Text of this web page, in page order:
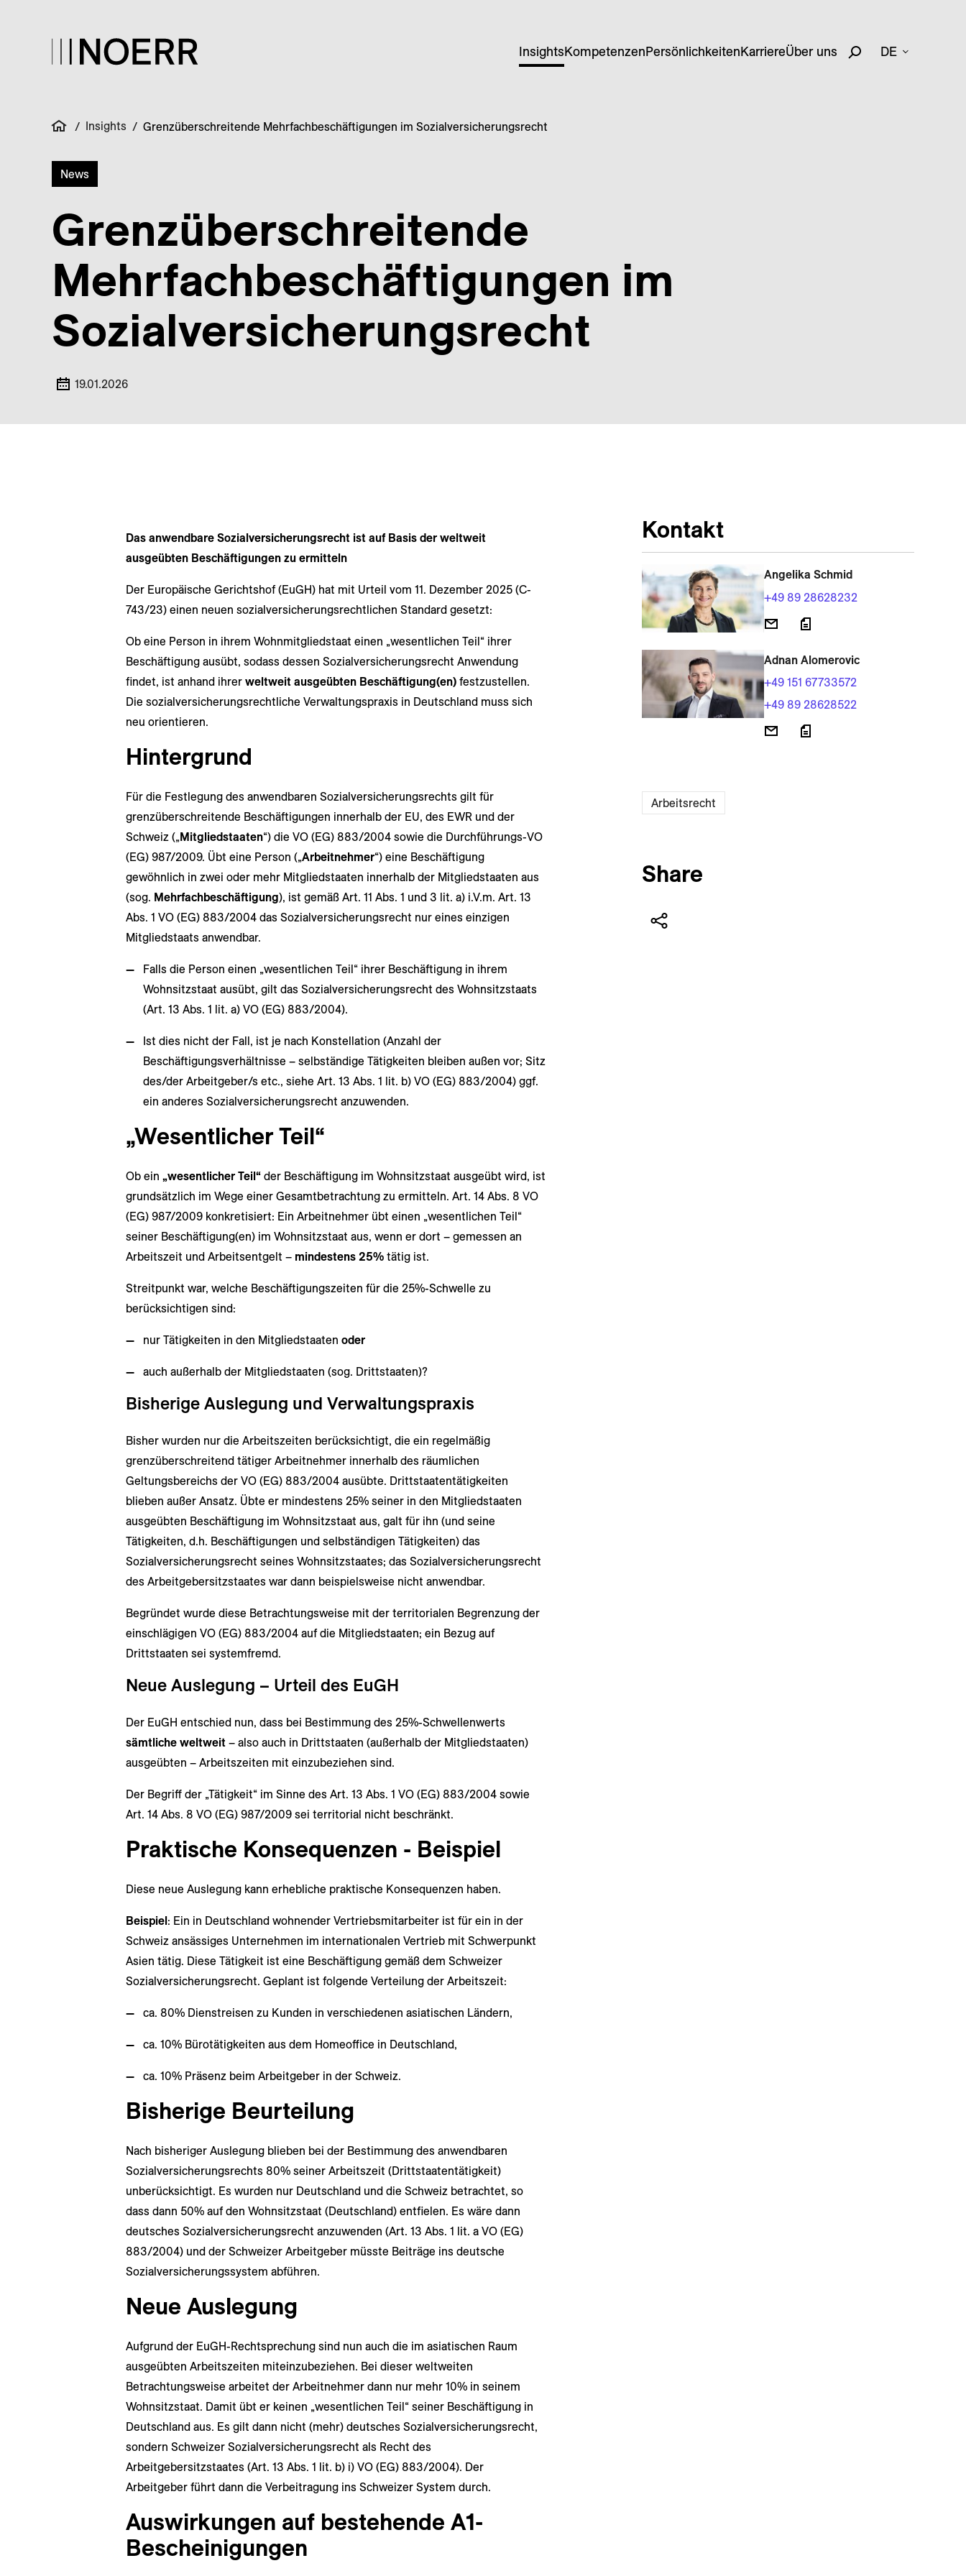
InsightsKompetenzenPersönlichkeitenKarriereÜber uns DE
/ Insights / Grenzüberschreitende Mehrfachbeschäftigungen im Sozialversicherungsrecht
News
Grenzüberschreitende
Mehrfachbeschäftigungen im
Sozialversicherungsrecht
19.01.2026
Das anwendbare Sozialversicherungsrecht ist auf Basis der weltweit
ausgeübten Beschäftigungen zu ermitteln
Der Europäische Gerichtshof (EuGH) hat mit Urteil vom 11. Dezember 2025 (C-
743/23) einen neuen sozialversicherungsrechtlichen Standard gesetzt:
Ob eine Person in ihrem Wohnmitgliedstaat einen „wesentlichen Teil“ ihrer
Beschäftigung ausübt, sodass dessen Sozialversicherungsrecht Anwendung
findet, ist anhand ihrer weltweit ausgeübten Beschäftigung(en)festzustellen.
Die sozialversicherungsrechtliche Verwaltungspraxis in Deutschland muss sich
neu orientieren.
Hintergrund
Für die Festlegung des anwendbaren Sozialversicherungsrechts gilt für
grenzüberschreitende Beschäftigungen innerhalb der EU, des EWR und der
Schweiz („Mitgliedstaaten“) die VO (EG) 883/2004 sowie die Durchführungs-VO
(EG) 987/2009. Übt eine Person („Arbeitnehmer“) eine Beschäftigung
gewöhnlich in zwei oder mehr Mitgliedstaaten innerhalb der Mitgliedstaaten aus
(sog. Mehrfachbeschäftigung), ist gemäß Art. 11 Abs. 1 und 3 lit. a) i.V.m. Art. 13
Abs. 1 VO (EG) 883/2004 das Sozialversicherungsrecht nur eines einzigen
Mitgliedstaats anwendbar.
Falls die Person einen „wesentlichen Teil“ ihrer Beschäftigung in ihrem
Wohnsitzstaat ausübt, gilt das Sozialversicherungsrecht des Wohnsitzstaats
(Art. 13 Abs. 1 lit. a) VO (EG) 883/2004).
Ist dies nicht der Fall, ist je nach Konstellation (Anzahl der
Beschäftigungsverhältnisse – selbständige Tätigkeiten bleiben außen vor; Sitz
des/der Arbeitgeber/s etc., siehe Art. 13 Abs. 1 lit. b) VO (EG) 883/2004) ggf.
ein anderes Sozialversicherungsrecht anzuwenden.
„Wesentlicher Teil“
Ob ein „wesentlicher Teil“ der Beschäftigung im Wohnsitzstaat ausgeübt wird, ist
grundsätzlich im Wege einer Gesamtbetrachtung zu ermitteln. Art. 14 Abs. 8 VO
(EG) 987/2009 konkretisiert: Ein Arbeitnehmer übt einen „wesentlichen Teil“
seiner Beschäftigung(en) im Wohnsitzstaat aus, wenn er dort – gemessen an
Arbeitszeit und Arbeitsentgelt – mindestens 25%tätig ist.
Streitpunkt war, welche Beschäftigungszeiten für die 25%-Schwelle zu
berücksichtigen sind:
nur Tätigkeiten in den Mitgliedstaaten oder
auch außerhalb der Mitgliedstaaten (sog. Drittstaaten)?
Bisherige Auslegung und Verwaltungspraxis
Bisher wurden nur die Arbeitszeiten berücksichtigt, die ein regelmäßig
grenzüberschreitend tätiger Arbeitnehmer innerhalb des räumlichen
Geltungsbereichs der VO (EG) 883/2004 ausübte. Drittstaatentätigkeiten
blieben außer Ansatz. Übte er mindestens 25% seiner in den Mitgliedstaaten
ausgeübten Beschäftigung im Wohnsitzstaat aus, galt für ihn (und seine
Tätigkeiten, d.h. Beschäftigungen und selbständigen Tätigkeiten) das
Sozialversicherungsrecht seines Wohnsitzstaates; das Sozialversicherungsrecht
des Arbeitgebersitzstaates war dann beispielsweise nicht anwendbar.
Begründet wurde diese Betrachtungsweise mit der territorialen Begrenzung der
einschlägigen VO (EG) 883/2004 auf die Mitgliedstaaten; ein Bezug auf
Drittstaaten sei systemfremd.
Neue Auslegung – Urteil des EuGH
Der EuGH entschied nun, dass bei Bestimmung des 25%-Schwellenwerts
sämtliche weltweit – also auch in Drittstaaten (außerhalb der Mitgliedstaaten)
ausgeübten – Arbeitszeiten mit einzubeziehen sind.
Der Begriff der „Tätigkeit“ im Sinne des Art. 13 Abs. 1 VO (EG) 883/2004 sowie
Art. 14 Abs. 8 VO (EG) 987/2009 sei territorial nicht beschränkt.
Praktische Konsequenzen - Beispiel
Diese neue Auslegung kann erhebliche praktische Konsequenzen haben.
Beispiel: Ein in Deutschland wohnender Vertriebsmitarbeiter ist für ein in der
Schweiz ansässiges Unternehmen im internationalen Vertrieb mit Schwerpunkt
Asien tätig. Diese Tätigkeit ist eine Beschäftigung gemäß dem Schweizer
Sozialversicherungsrecht. Geplant ist folgende Verteilung der Arbeitszeit:
ca. 80% Dienstreisen zu Kunden in verschiedenen asiatischen Ländern,
ca. 10% Bürotätigkeiten aus dem Homeoffice in Deutschland,
ca. 10% Präsenz beim Arbeitgeber in der Schweiz.
Bisherige Beurteilung
Nach bisheriger Auslegung blieben bei der Bestimmung des anwendbaren
Sozialversicherungsrechts 80% seiner Arbeitszeit (Drittstaatentätigkeit)
unberücksichtigt. Es wurden nur Deutschland und die Schweiz betrachtet, so
dass dann 50% auf den Wohnsitzstaat (Deutschland) entfielen. Es wäre dann
deutsches Sozialversicherungsrecht anzuwenden (Art. 13 Abs. 1 lit. a VO (EG)
883/2004) und der Schweizer Arbeitgeber müsste Beiträge ins deutsche
Sozialversicherungssystem abführen.
Neue Auslegung
Aufgrund der EuGH-Rechtsprechung sind nun auch die im asiatischen Raum
ausgeübten Arbeitszeiten miteinzubeziehen. Bei dieser weltweiten
Betrachtungsweise arbeitet der Arbeitnehmer dann nur mehr 10% in seinem
Wohnsitzstaat. Damit übt er keinen „wesentlichen Teil“ seiner Beschäftigung in
Deutschland aus. Es gilt dann nicht (mehr) deutsches Sozialversicherungsrecht,
sondern Schweizer Sozialversicherungsrecht als Recht des
Arbeitgebersitzstaates (Art. 13 Abs. 1 lit. b) i) VO (EG) 883/2004). Der
Arbeitgeber führt dann die Verbeitragung ins Schweizer System durch.
Auswirkungen auf bestehende A1-
Bescheinigungen
Kontakt
Angelika Schmid
+49 89 28628232
Adnan Alomerovic
+49 151 67733572
+49 89 28628522
Arbeitsrecht
Share